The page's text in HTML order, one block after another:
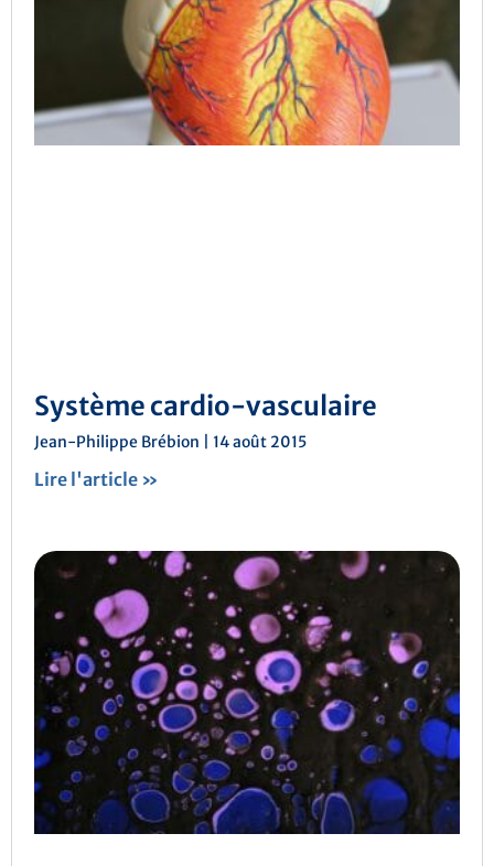
Système cardio-vasculaire
Jean-Philippe Brébion 14 août 2015
Lire l'article »